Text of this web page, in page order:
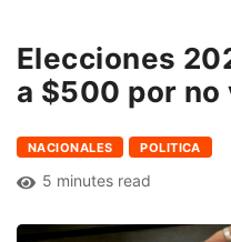
Elecciones
a $500 por no
NACIONALES POLITICA
5 minutes read